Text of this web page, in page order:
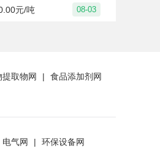
生意社：开工恢复需求不佳 2月氟化铝价格震荡下跌
铝价格暂稳
1月氟化铝价格下跌
元/吨 08-03
提取物网 |
食品添加剂网
电气网 | 环保设备网